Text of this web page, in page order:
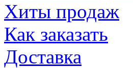
Хиты продаж
Как заказать
Доставка